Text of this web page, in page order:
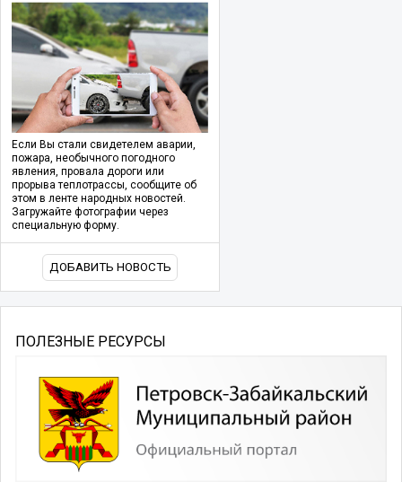
Если Вы стали свидетелем аварии,
пожара, необычного погодного
явления, провала дороги или
прорыва теплотрассы, сообщите об
этом в ленте народных новостей.
Загружайте фотографии через
специальную форму.
ДОБАВИТЬ НОВОСТЬ
ПОЛЕЗНЫЕ РЕСУРСЫ